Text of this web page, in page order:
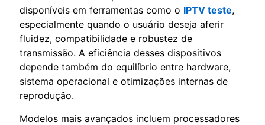
disponíveis em ferramentas como o IPTV teste,
especialmente quando o usuário deseja aferir
fluidez, compatibilidade e robustez de
transmissão. A eficiência desses dispositivos
depende também do equilíbrio entre hardware,
sistema operacional e otimizações internas de
reprodução.
Modelos mais avançados incluem processadores